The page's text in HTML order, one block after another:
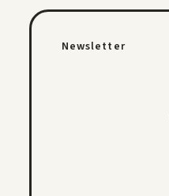
Newsletter